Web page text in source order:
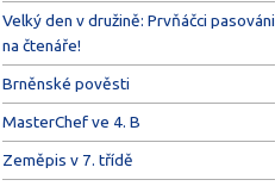
Velký den v družině: Prvňáčci pasováni
na čtenáře!
Brněnské pověsti
MasterChef ve 4. B
Zeměpis v 7. třídě